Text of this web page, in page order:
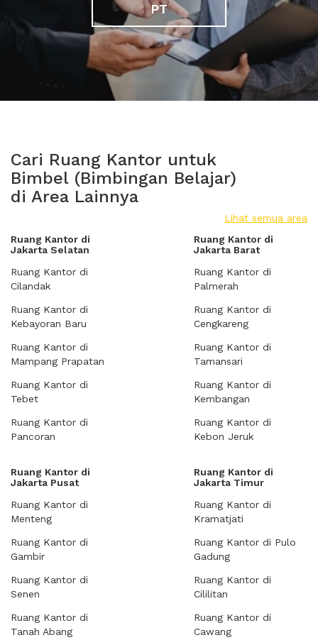
PT
Cari Ruang Kantor untuk
Bimbel (Bimbingan Belajar)
di Area Lainnya
Lihat semua area
Ruang Kantor di
Jakarta Selatan
Ruang Kantor di
Cilandak
Ruang Kantor di
Kebayoran Baru
Ruang Kantor di
Mampang Prapatan
Ruang Kantor di
Tebet
Ruang Kantor di
Pancoran
Ruang Kantor di
Jakarta Barat
Ruang Kantor di
Palmerah
Ruang Kantor di
Cengkareng
Ruang Kantor di
Tamansari
Ruang Kantor di
Kembangan
Ruang Kantor di
Kebon Jeruk
Ruang Kantor di
Jakarta Pusat
Ruang Kantor di
Menteng
Ruang Kantor di
Gambir
Ruang Kantor di
Senen
Ruang Kantor di
Tanah Abang
Ruang Kantor di
Jakarta Timur
Ruang Kantor di
Kramatjati
Ruang Kantor di Pulo
Gadung
Ruang Kantor di
Cililitan
Ruang Kantor di
Cawang